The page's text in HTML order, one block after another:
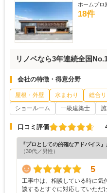
ホームプロ
18件
リノベなら3年連続全国
会社の特徴・得意分野
屋根・外壁 水まわり 総合
ショールーム
一級建築士
口コミ評価
『プロとしての的確なアドバイス
（30代／男性）
5
工事中は、相談している時に気
談するとすぐに対応していただ